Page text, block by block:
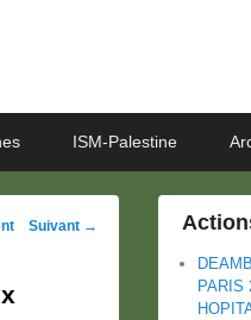
ISM-Palestine
Suivant →
PARIS